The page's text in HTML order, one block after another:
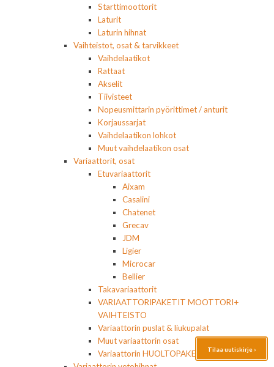
Starttimoottorit
Laturit
Laturin hihnat
Vaihteistot, osat & tarvikkeet
Vaihdelaatikot
Rattaat
Akselit
Tiivisteet
Nopeusmittarin pyörittimet / anturit
Korjaussarjat
Vaihdelaatikon lohkot
Muut vaihdelaatikon osat
Variaattorit, osat
Etuvariaattorit
Aixam
Casalini
Chatenet
Grecav
JDM
Ligier
Microcar
Bellier
Takavariaattorit
VARIAATTORIPAKETIT MOOTTORI+
VAIHTEISTO
Variaattorin puslat & liukupalat
Muut variaattorin osat
Variaattorin HUOLTOPAKETITTilaa uutiskirje ›